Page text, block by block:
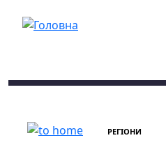
РЕГІОНИ